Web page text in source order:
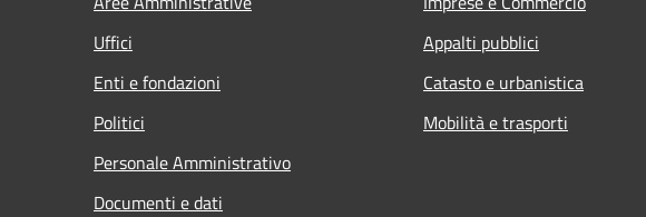
Uffici
Enti e fondazioni
Politici
Personale Amministrativo
Documenti e dati
Appalti pubblici
Catasto e urbanistica
Mobilità e trasporti